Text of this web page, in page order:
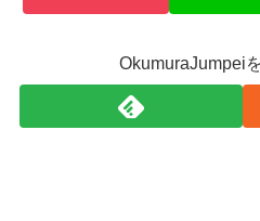
OkumuraJumpei